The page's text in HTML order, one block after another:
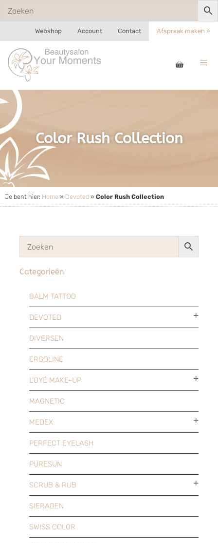
Webshop Account Contact Afspraak maken »
Color Rush Collection
Je bent hier: Home » Devoted » Color Rush Collection
Categorieën
BALM TATTOO
DEVOTED
DIVERSEN
ERGOLINE
L'OYÉ MAKE-UP
MAGNETIC
MEDEX
PERFECT EYELASH
PURESUN
SCRUB & RUB
SIERADEN
SWISS COLOR